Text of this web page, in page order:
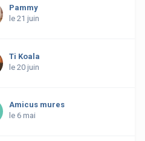
Pammy
le 21 juin
Ti Koala
le 20 juin
Amicus mures
le 6 mai